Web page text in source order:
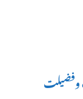
وفضیلت